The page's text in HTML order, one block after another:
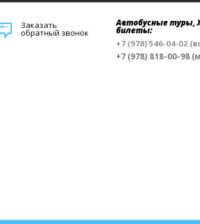
Заказать
обратный звонок
Автобусные туры,
билеты:
+7 (978) 546-04-02
+7 (978) 818-00-98